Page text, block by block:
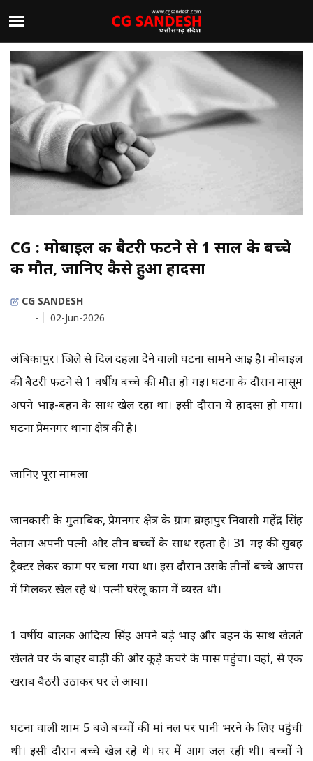
CG : मोबाइल की बैटरी फटने से 1 साल के बच्चे
की मौत, जानिए कैसे हुआ हादसा
CG SANDESH
-
02-Jun-2026
अंबिकापुर। जिले से दिल दहला देने वाली घटना सामने आई है। मोबाइल
की बैटरी फटने से 1 वर्षीय बच्चे की मौत हो गई। घटना के दौरान मासूम
अपने भाई-बहन के साथ खेल रहा था। इसी दौरान ये हादसा हो गया।
घटना प्रेमनगर थाना क्षेत्र की है।
जानिए पूरा मामला
जानकारी के मुताबिक, प्रेमनगर क्षेत्र के ग्राम ब्रम्हापुर निवासी महेंद्र सिंह
नेताम अपनी पत्नी और तीन बच्चों के साथ रहता है। 31 मई की सुबह
ट्रैक्टर लेकर काम पर चला गया था। इस दौरान उसके तीनों बच्चे आपस
में मिलकर खेल रहे थे। पत्नी घरेलू काम में व्यस्त थी।
1 वर्षीय बालक आदित्य सिंह अपने बड़े भाई और बहन के साथ खेलते
खेलते घर के बाहर बाड़ी की ओर कूडे़ कचरे के पास पहुंचा। वहां, से एक
खराब बैठरी उठाकर घर ले आया।
घटना वाली शाम 5 बजे बच्चों की मां नल पर पानी भरने के लिए पहुंची
थी। इसी दौरान बच्चे खेल रहे थे। घर में आग जल रही थी। बच्चों ने